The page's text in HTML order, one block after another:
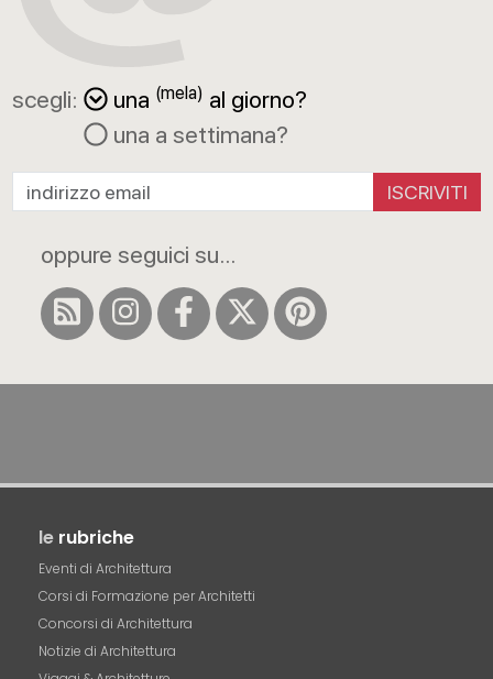
scegli: una (mela) al giorno?
una a settimana?
ISCRIVITI
oppure seguici su...
le rubriche
Eventi di Architettura
Corsi di Formazione per Architetti
Concorsi di Architettura
Notizie di Architettura